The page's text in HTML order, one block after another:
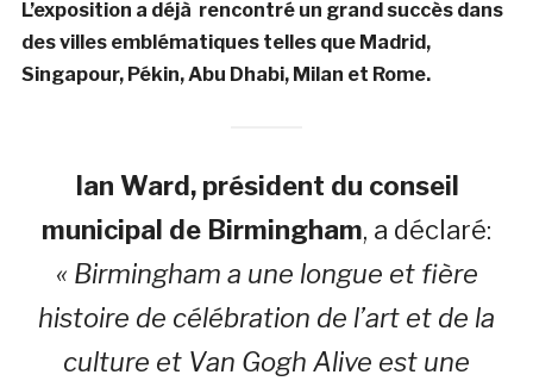
L’exposition a déjà rencontré un grand succès dans
des villes emblématiques telles que Madrid,
Singapour, Pékin, Abu Dhabi, Milan et Rome.
Ian Ward, président du conseil
municipal de Birmingham, a déclaré:
« Birmingham a une longue et fière
histoire de célébration de l’art et de la
culture et Van Gogh Alive est une